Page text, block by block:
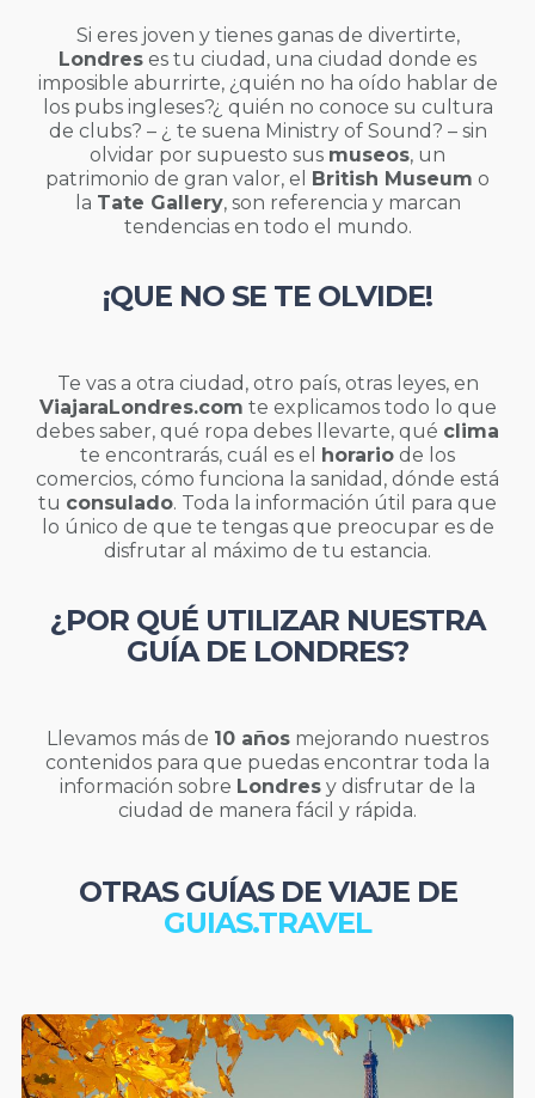
Si eres joven y tienes ganas de divertirte,
Londres es tu ciudad, una ciudad donde es
imposible aburrirte, ¿quién no ha oído hablar de
los pubs ingleses?¿ quién no conoce su cultura
de clubs? – ¿ te suena Ministry of Sound? – sin
olvidar por supuesto sus museos, un
patrimonio de gran valor, el British Museum o
la Tate Gallery, son referencia y marcan
tendencias en todo el mundo.
¡QUE NO SE TE OLVIDE!
Te vas a otra ciudad, otro país, otras leyes, en
ViajaraLondres.com te explicamos todo lo que
debes saber, qué ropa debes llevarte, qué clima
te encontrarás, cuál es el horario de los
comercios, cómo funciona la sanidad, dónde está
tu consulado. Toda la información útil para que
lo único de que te tengas que preocupar es de
disfrutar al máximo de tu estancia.
¿POR QUÉ UTILIZAR NUESTRA
GUÍA DE LONDRES?
Llevamos más de 10 años mejorando nuestros
contenidos para que puedas encontrar toda la
información sobre Londres y disfrutar de la
ciudad de manera fácil y rápida.
OTRAS GUÍAS DE VIAJE DE
GUIAS.TRAVEL